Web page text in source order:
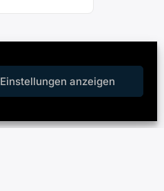
Einstellungen anzeigen